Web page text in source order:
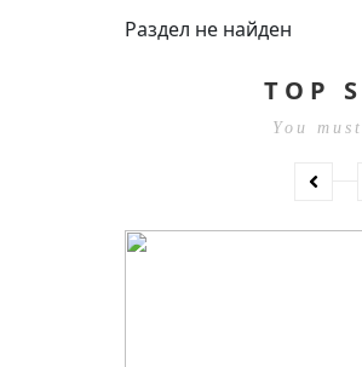
Раздел не найден
TOP
You